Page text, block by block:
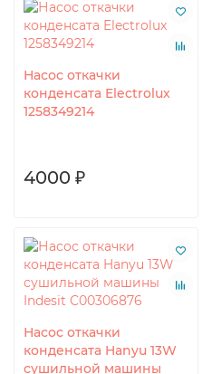
Насос откачки
конденсата Electrolux
1258349214
4000 ₽
Насос откачки
конденсата Hanyu 13W
сушильной машины